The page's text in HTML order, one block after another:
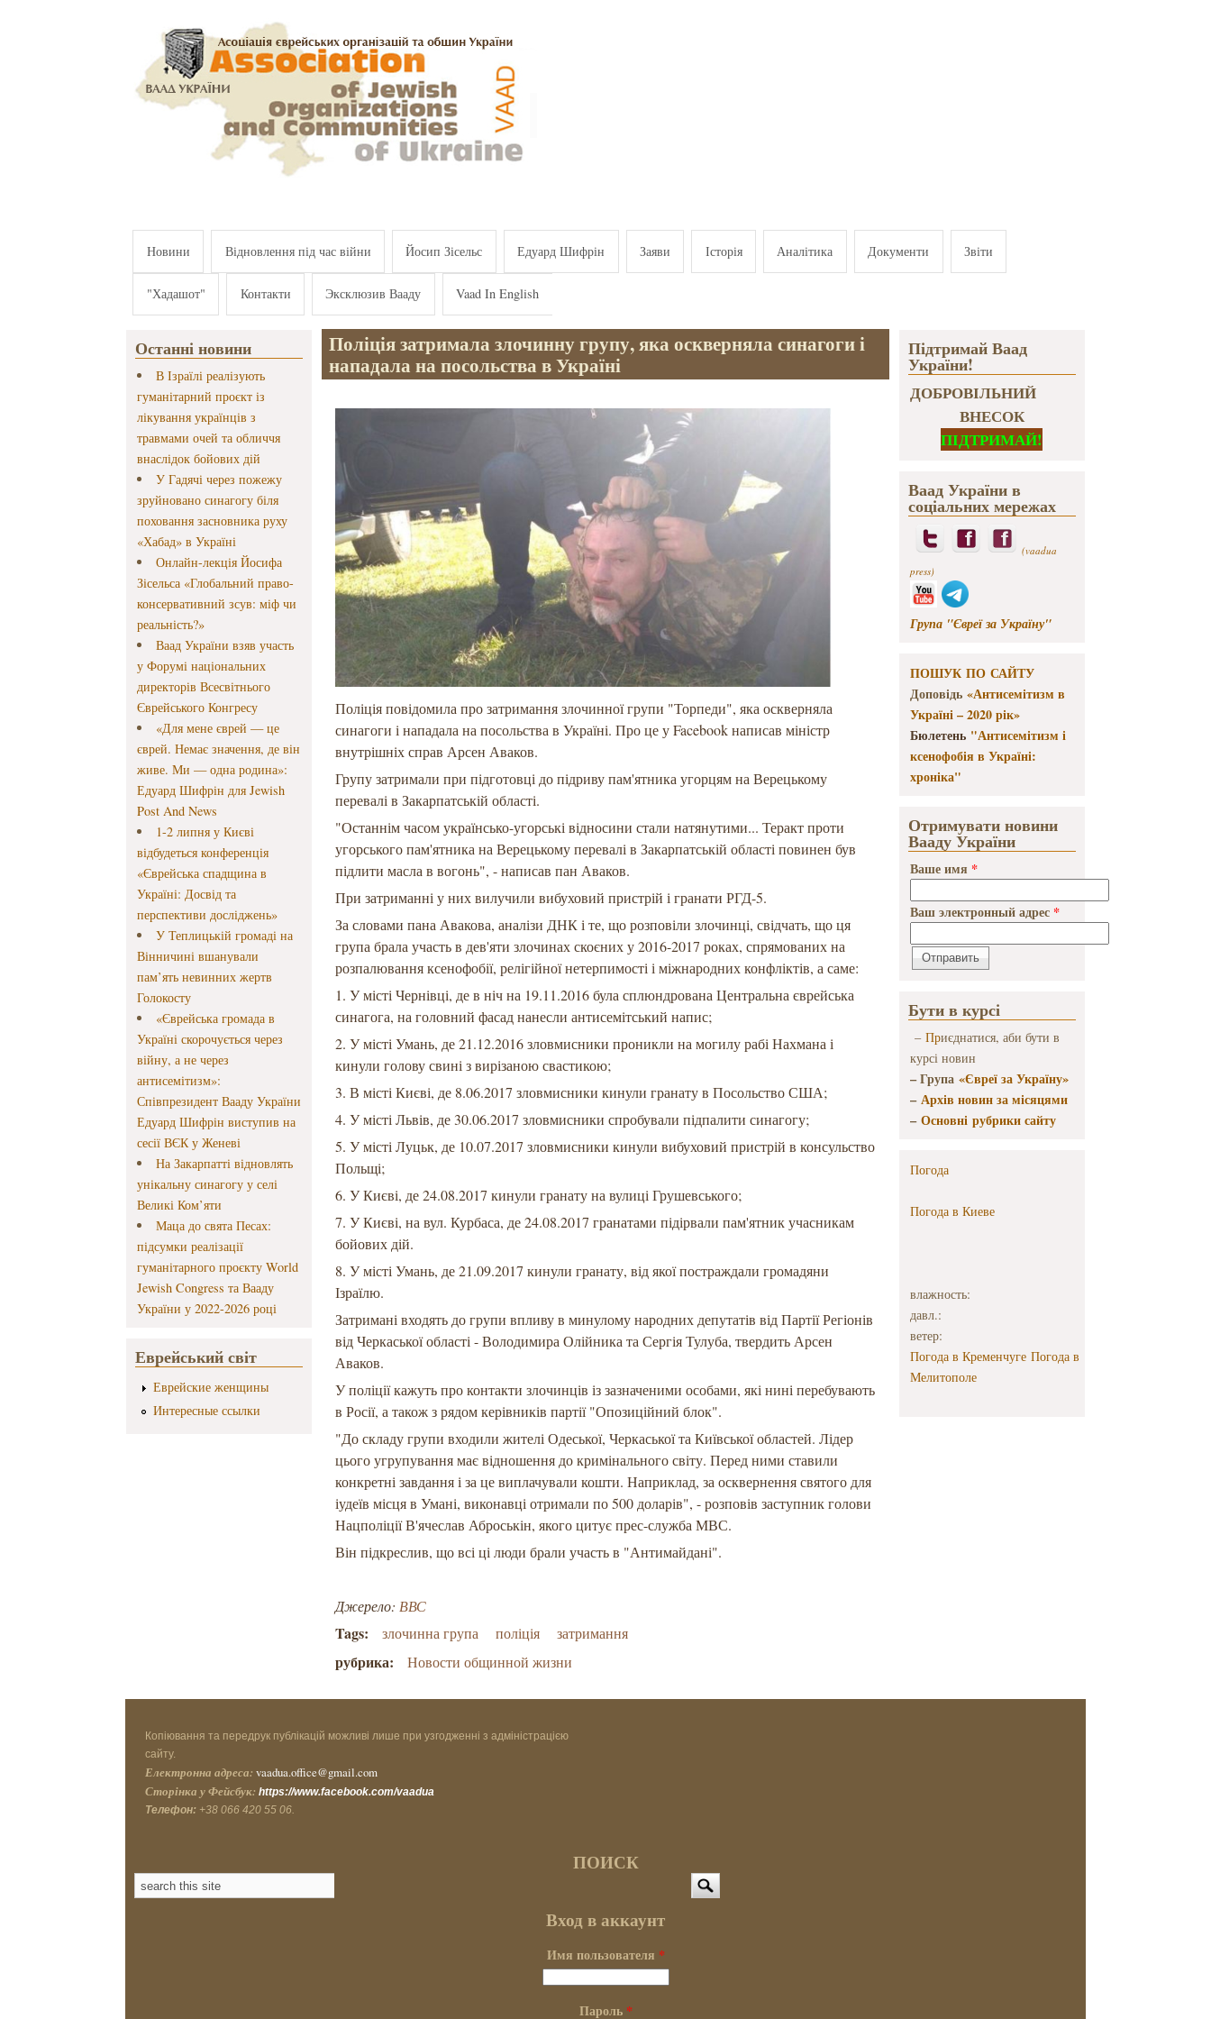
Новини Відновлення під час війни Йосип Зісельс Едуард Шифрін Заяви Історія Аналітика Документи Звіти
"Хадашот" Контакти Эксклюзив Вааду Vaad In English
Останні новини
В Ізраїлі реалізують
гуманітарний проєкт із
лікування українців з
травмами очей та обличчя
внаслідок бойових дій
У Гадячі через пожежу
зруйновано синагогу біля
поховання засновника руху
«Хабад» в Україні
Онлайн-лекція Йосифа
Зісельса «Глобальний право-
консервативний зсув: міф чи
реальність?»
Ваад України взяв участь
у Форумі національних
директорів Всесвітнього
Єврейського Конгресу
«Для мене єврей — це
єврей. Немає значення, де він
живе. Ми — одна родина»:
Едуард Шифрін для Jewish
Post And News
1-2 липня у Києві
відбудеться конференція
«Єврейська спадщина в
Україні: Досвід та
перспективи досліджень»
У Теплицькій громаді на
Вінничині вшанували
пам’ять невинних жертв
Голокосту
«Єврейська громада в
Україні скорочується через
війну, а не через
антисемітизм»:
Співпрезидент Вааду України
Едуард Шифрін виступив на
сесії ВЄК у Женеві
На Закарпатті відновлять
унікальну синагогу у селі
Великі Ком’яти
Маца до свята Песах:
підсумки реалізації
гуманітарного проєкту World
Jewish Congress та Вааду
України у 2022-2026 році
Еврейський світ
Еврейские женщины
Интересные ссылки
Поліція затримала злочинну групу, яка оскверняла синагоги і
нападала на посольства в Україні
Поліція повідомила про затримання злочинної групи "Торпеди", яка оскверняла
синагоги і нападала на посольства в Україні. Про це у Facebook написав міністр
внутрішніх справ Арсен Аваков.
Групу затримали при підготовці до підриву пам'ятника угорцям на Верецькому
перевалі в Закарпатській області.
"Останнім часом українсько-угорські відносини стали натянутими... Теракт проти
угорського пам'ятника на Верецькому перевалі в Закарпатській області повинен був
підлити масла в вогонь", - написав пан Аваков.
При затриманні у них вилучили вибуховий пристрій і гранати РГД-5.
За словами пана Авакова, аналізи ДНК і те, що розповіли злочинці, свідчать, що ця
група брала участь в дев'яти злочинах скоєних у 2016-2017 роках, спрямованих на
розпалювання ксенофобії, релігійної нетерпимості і міжнародних конфліктів, а саме:
1. У місті Чернівці, де в ніч на 19.11.2016 була сплюндрована Центральна єврейська
синагога, на головний фасад нанесли антисемітський напис;
2. У місті Умань, де 21.12.2016 зловмисники проникли на могилу рабі Нахмана і
кинули голову свині з вирізаною свастикою;
3. В місті Києві, де 8.06.2017 зловмисники кинули гранату в Посольство США;
4. У місті Львів, де 30.06.2017 зловмисники спробували підпалити синагогу;
5. У місті Луцьк, де 10.07.2017 зловмисники кинули вибуховий пристрій в консульство
Польщі;
6. У Києві, де 24.08.2017 кинули гранату на вулиці Грушевського;
7. У Києві, на вул. Курбаса, де 24.08.2017 гранатами підірвали пам'ятник учасникам
бойових дій.
8. У місті Умань, де 21.09.2017 кинули гранату, від якої постраждали громадяни
Ізраїлю.
Затримані входять до групи впливу в минулому народних депутатів від Партії Регіонів
від Черкаської області - Володимира Олійника та Сергія Тулуба, твердить Арсен
Аваков.
У поліції кажуть про контакти злочинців із зазначеними особами, які нині перебувають
в Росії, а також з рядом керівників партії "Опозиційний блок".
"До складу групи входили жителі Одеської, Черкаської та Київської областей. Лідер
цього угрупування має відношення до кримінального світу. Перед ними ставили
конкретні завдання і за це виплачували кошти. Наприклад, за осквернення святого для
іудеїв місця в Умані, виконавці отримали по 500 доларів", - розповів заступник голови
Нацполіції В'ячеслав Аброськін, якого цитує прес-служба МВС.
Він підкреслив, що всі ці люди брали участь в "Антимайдані".
Джерело: ВВС
Tags: злочинна група поліція затримання
рубрика: Новости общинной жизни
Підтримай Ваад
України!
ДОБРОВІЛЬНИЙ
ВНЕСОК
ПІДТРИМАЙ!
Ваад України в
соціальних мережах
(vaadua
press)
Група "Євреї за Україну"
ПОШУК ПО САЙТУ
Доповідь «Антисемітизм в
Україні – 2020 рік»
Бюлетень "Антисемітизм і
ксенофобія в Україні:
хроніка"
Отримувати новини
Вааду України
Ваше имя *
Ваш электронный адрес *
Бути в курсі
– Приєднатися, аби бути в
курсі новин
– Група «Євреї за Україну»
–Архів новин за місяцями
–Основні рубрики сайту
Погода
Погода в Киеве
влажность:
давл.:
ветер:
Погода в Кременчуге Погода в
Мелитополе
Копіювання та передрук публікацій можливі лише при узгодженні з адміністрацією
сайту.
Електронна адреса: vaadua.office@gmail.com
Сторінка у Фейсбук: https://www.facebook.com/vaadua
Телефон: +38 066 420 55 06.
ПОИСК
Поиск
Вход в аккаунт
Имя пользователя *
Пароль *